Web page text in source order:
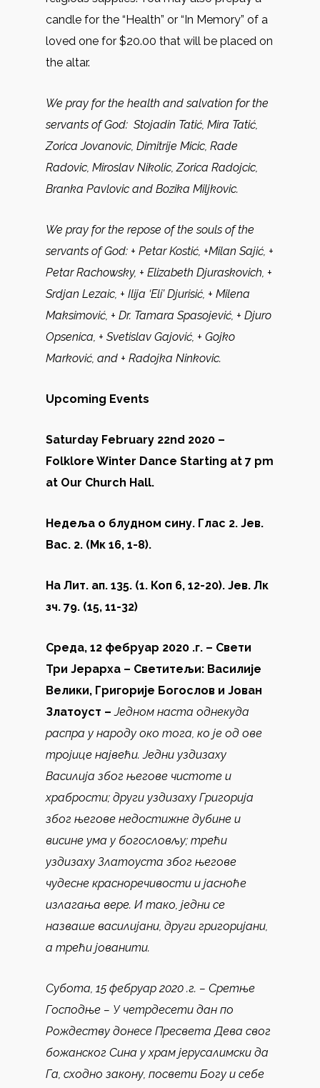
candle for the “Health” or “In Memory” of a
loved one for $20.00 that will be placed on
the altar.
We pray for the health and salvation for the
servants of God: Stojadin Tatić, Mira Tatić,
Zorica Jovanovic, Dimitrije Micic, Rade
Radovic, Miroslav Nikolic, Zorica Radojcic,
Branka Pavlovic and Bozika Miljkovic.
We pray for the repose of the souls of the
servants of God: + Petar Kostić, +Milan Sajić, +
Petar Rachowsky, + Elizabeth Djuraskovich, +
Srdjan Lezaic, + Ilija ‘Eli’ Djurisić, + Milena
Maksimović, + Dr. Tamara Spasojević, + Djuro
Opsenica, + Svetislav Gajović, + Gojko
Marković, and + Radojka Ninkovic.
Upcoming Events
Saturday February 22nd 2020 –
Folklore Winter Dance Starting at 7 pm
at Our Church Hall.
Недеља о блудном сину. Глас 2. Јев.
Вас. 2. (Мк 16, 1-8).
На Лит. ап. 135. (1. Коп 6, 12-20). Јев. Лк
зч. 79. (15, 11-32)
Среда, 12 фебруар 2020 .г. – Свети
Три Јерарха – Светитељи: Василије
Велики, Григорије Богослов и Јован
Златоуст –Једном наста однекуда
распра у народу око тога, ко је од ове
тројице највећи. Једни уздизаху
Василија због његове чистоте и
храбрости; други уздизаху Григорија
због његове недостижне дубине и
висине ума у богословљу; трећи
уздизаху Златоуста због његове
чудесне красноречивости и јасноће
излагања вере. И тако, једни се
назваше василијани, други григоријани,
а трећи јованити.
Субота, 15 фебруар 2020 .г. – Сретње
Господње – У четрдесети дан по
Рождеству донесе Пресвета Дева свог
божанског Сина у храм јерусалимски да
Га, сходно закону, посвети Богу и себе